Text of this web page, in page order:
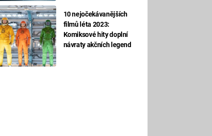
10 nejočekávanějších
filmů léta 2023:
Komiksové hity doplní
návraty akčních legend